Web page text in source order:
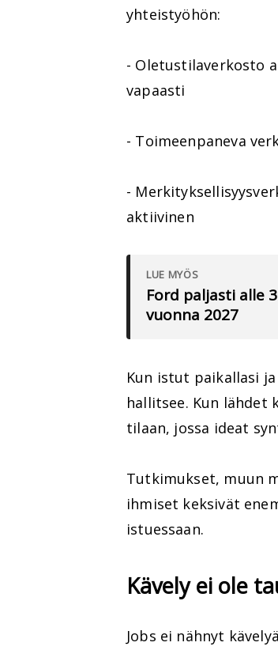
yhteistyöhön:
- Oletustilaverkosto
vapaasti
- Toimeenpaneva
-
aktiivinen
LUE MYÖS
Ford paljasti alle
vuonna 2027
Kun istut paikallasi
hallitsee. Kun lähdet
tilaan, jossa ideat
Tutkimukset, muun
ihmiset keksivät
istuessaan.
Kävely ei ole
Jobs ei nähnyt